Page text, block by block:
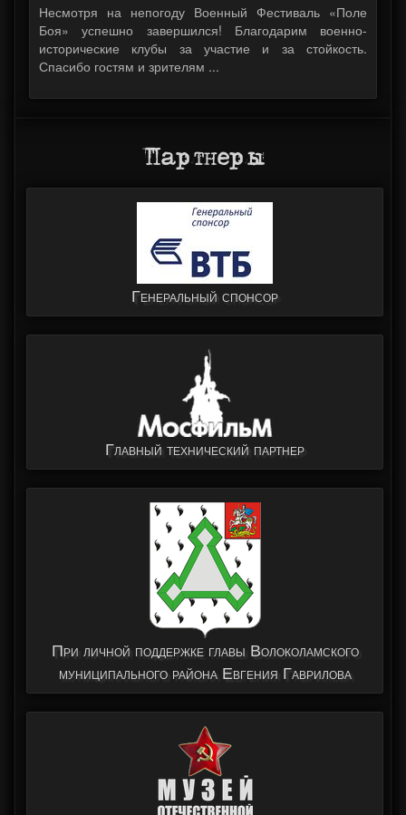
Несмотря на непогоду Военный Фестиваль «Поле
Боя» успешно завершился! Благодарим военно-
исторические клубы за участие и за стойкость.
Спасибо гостям и зрителям ...
Партнеры
Генеральный спонсор
Главный технический партнер
При личной поддержке главы Волоколамского
муниципального района Евгения Гаврилова